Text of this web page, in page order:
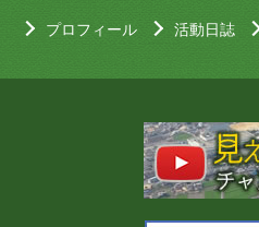
プロフィール 活動日誌